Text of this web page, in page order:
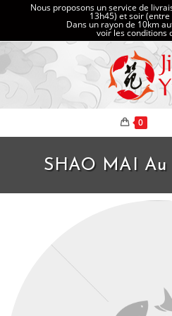
Nous proposons un service de
13h45) et soir
Dans un rayon de 10km
voir les conditions
0
SHAO MAI Au